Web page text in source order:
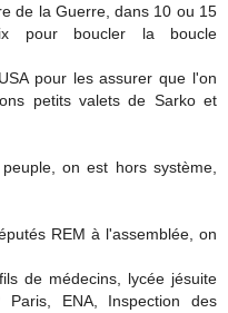
de la Guerre, dans 10 ou 15
pour boucler la boucle
pour les assurer que l'on
petits valets de Sarko et
on est hors système,
REM à l'assemblée, on
de médecins, lycée jésuite
ENA, Inspection des